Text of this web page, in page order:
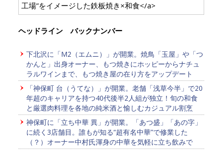
工場”をイメージした鉄板焼き×和食</a>
ヘッドライン バックナンバー
下北沢に「M2（エムニ）」が開業。焼鳥「玉屋」や「つ
かんと」出身オーナー、もつ焼きにホッピーからナチュ
ラルワインまで、もつ焼き屋の在り方をアップデート
「神保町 台（うてな）」が開業。老舗「浅草今半」で20
年超のキャリアを持つ40代後半2人組が独立！旬の和食
と厳選肉料理を各地の純米酒と愉しむカジュアル割烹
神保町に「立ち中華 異」が開業。「あつ盛」「あの字」
に続く3店舗目。誰もが知る“超有名中華”で修業した
（？）オーナー中村氏渾身の中華を気軽に立ち飲みで